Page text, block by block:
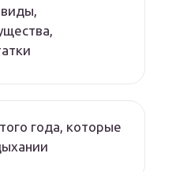
года, которые